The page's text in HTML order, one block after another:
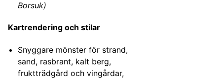
Borsuk)
Kartrendering och stilar
Snyggare mönster för strand,
sand, rasbrant, kalt berg,
fruktträdgård och vingårdar,